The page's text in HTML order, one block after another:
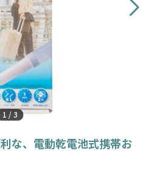
1 /3
な、電動乾電池式携帯お